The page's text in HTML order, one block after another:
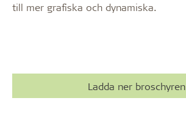
till mer grafiska och dynamiska.
Ladda ner broschyren